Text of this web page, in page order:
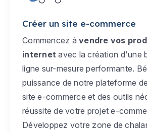
Créer un site e-commerce
Commencez à vendre vos
internet avec la création d'une
ligne sur-mesure performante.
puissance de notre plateforme
site e-commerce et des outils
réussite de votre projet e-
Développez votre zone de